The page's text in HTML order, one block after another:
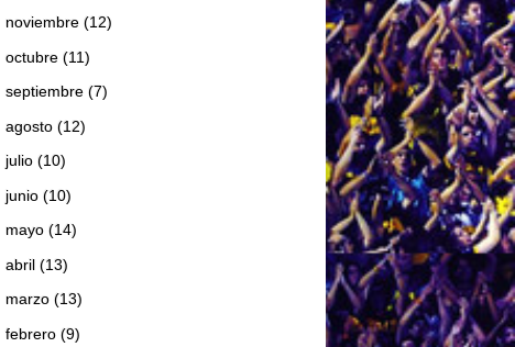
noviembre (12)
octubre (11)
septiembre (7)
agosto (12)
julio (10)
junio (10)
mayo (14)
abril (13)
marzo (13)
febrero (9)